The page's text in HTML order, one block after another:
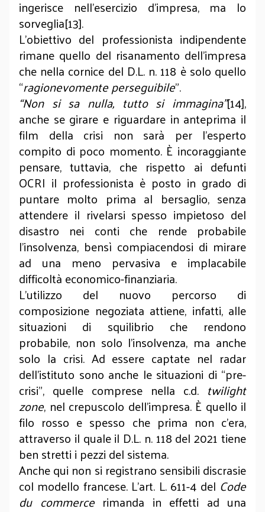
ingerisce nell’esercizio d’impresa, ma lo
sorveglia[13].
L’obiettivo del professionista indipendente
rimane quello del risanamento dell’impresa
che nella cornice del D.L. n. 118 è solo quello
“ragionevomente perseguibile”.
“Non si sa nulla, tutto si immagina”[14],
anche se girare e riguardare in anteprima il
film della crisi non sarà per l’esperto
compito di poco momento. È incoraggiante
pensare, tuttavia, che rispetto ai defunti
OCRI il professionista è posto in grado di
puntare molto prima al bersaglio, senza
attendere il rivelarsi spesso impietoso del
disastro nei conti che rende probabile
l’insolvenza, bensì compiacendosi di mirare
ad una meno pervasiva e implacabile
difficoltà economico-finanziaria.
L’utilizzo del nuovo percorso di
composizione negoziata attiene, infatti, alle
situazioni di squilibrio che rendono
probabile, non solo l’insolvenza, ma anche
solo la crisi. Ad essere captate nel radar
dell’istituto sono anche le situazioni di “pre-
crisi”, quelle comprese nella c.d. twilight
zone, nel crepuscolo dell’impresa. È quello il
filo rosso e spesso che prima non c’era,
attraverso il quale il D.L. n. 118 del 2021 tiene
ben stretti i pezzi del sistema.
Anche qui non si registrano sensibili discrasie
col modello francese. L'art. L. 611-4 del Code
du commercerimanda in effetti ad una